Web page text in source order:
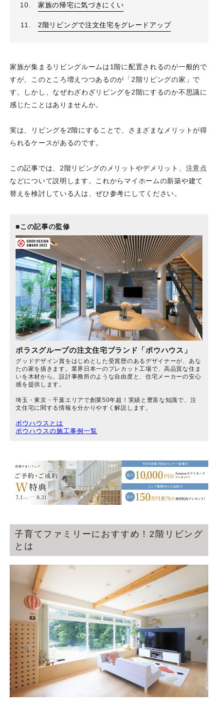
家族の帰宅に気づきにくい
2階リビングで注文住宅をグレードアップ
家族が集まるリビングルームは1階に配置されるのが一般的で
すが、このところ増えつつあるのが「2階リビングの家」で
す。しかし、なぜわざわざリビングを2階にするのか不思議に
感じたことはありませんか。
実は、リビングを2階にすることで、さまざまなメリットが得
られるケースがあるのです。
この記事では、2階リビングのメリットやデメリット、注意点
などについて説明します。これからマイホームの新築や建て
替えを検討している人は、ぜひ参考にしてください。
■この記事の監修
ポラスグループの注文住宅ブランド「ポウハウス」
グッドデザイン賞をはじめとした受賞歴のあるデザイナーが、あな
たの家を描きます。業界日本一のプレカット工場で、高品質な住ま
いを木材から。設計事務所のような自由度と、住宅メーカーの安心
感を提供します。
埼玉・東京・千葉エリアで創業50年超！実績と豊富な知識で、注
文住宅に関する情報を分かりやすく解説します。
ポウハウスとは
ポウハウスの施工事例一覧
子育てファミリーにおすすめ！2階リビング
とは